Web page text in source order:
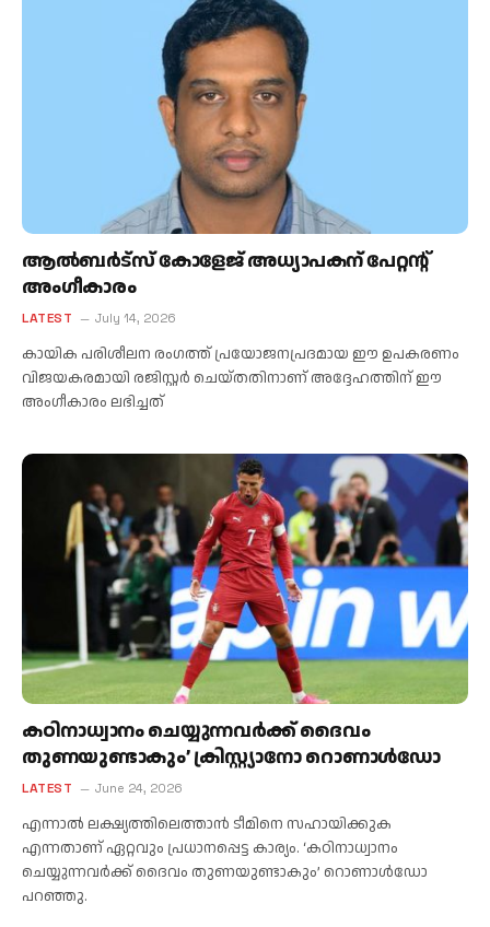
ആൽബർട്സ് കോളേജ് അധ്യാപകന് പേറ്റന്റ്
അംഗീകാരം
LATEST July 14, 2026
കായിക പരിശീലന രംഗത്ത് പ്രയോജനപ്രദമായ ഈ ഉപകരണം
വിജയകരമായി രജിസ്റ്റർ ചെയ്തതിനാണ് അദ്ദേഹത്തിന് ഈ
അംഗീകാരം ലഭിച്ചത്
കഠിനാധ്വാനം ചെയ്യുന്നവർക്ക് ദൈവം
തുണയുണ്ടാകും’ ക്രിസ്റ്റ്യാനോ റൊണാൾഡോ
LATEST June 24, 2026
എന്നാൽ ലക്ഷ്യത്തിലെത്താന്‍ ടീമിനെ സഹായിക്കുക
എന്നതാണ് ഏറ്റവും പ്രധാനപ്പെട്ട കാര്യം. ‘കഠിനാധ്വാനം
ചെയ്യുന്നവർക്ക് ദൈവം തുണയുണ്ടാകും’ റൊണാള്‍ഡോ
പറഞ്ഞു.